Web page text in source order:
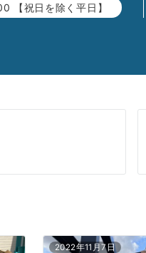
【祝日を除く平日】
2022年11月7日